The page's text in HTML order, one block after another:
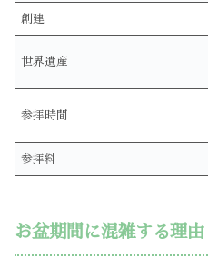
創建
世界遺産
参拝時間
参拝料
お盆期間に混雑する理由